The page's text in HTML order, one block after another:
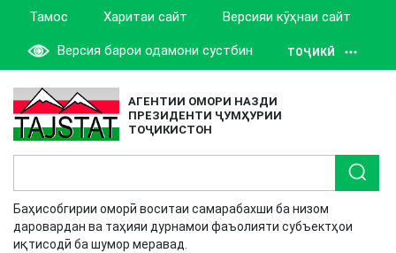
Тамос Харитаи сайт Версияи кӯҳнаи сайт
Версия барои одамони сустбин ТОҶИКӢ
АГЕНТИИ ОМОРИ НАЗДИ
ПРЕЗИДЕНТИ ҶУМҲУРИИ
ТОҶИКИСТОН
Баҳисобгирии оморӣ воситаи самарабахши ба низом
даровардан ва таҳияи дурнамои фаъолияти субъектҳои
иқтисодӣ ба шумор меравад.